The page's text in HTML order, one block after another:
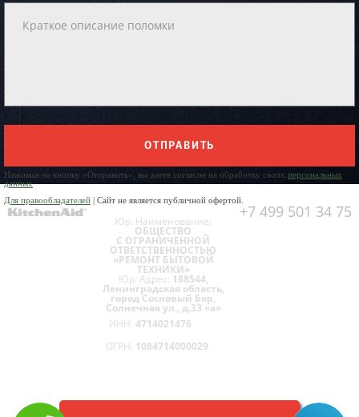
ОТПРАВИТЬ
Нажимая на кнопку «Отправить», вы даете согласие на обработку своих персональных
данных
Для правообладателей | Сайт не является публичной офертой.
+7 499 501 34 75
Юр. Наименование:
ОБЩЕСТВО
С ОГРАНИЧЕННОЙ
ОТВЕТСТВЕННОСТЬЮ
«РЕМОНТ БЫТОВОЙ
ТЕХНИКИ»
Юр. Адрес: 188544,
Ленинградская область,
город Сосновый Бор,
Солнечная ул., д.33 «а»
ИНН: 4714021476
ОГРН: 1084714000029